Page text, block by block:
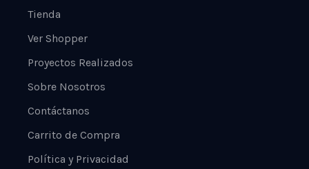
Tienda
Ver Shopper
Proyectos Realizados
Sobre Nosotros
Contáctanos
Carrito de Compra
Política y Privacidad